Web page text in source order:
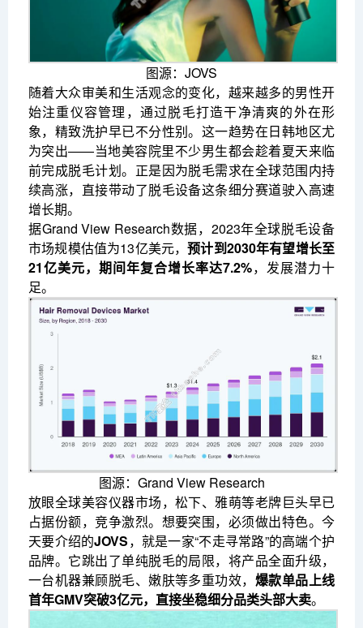
图源：JOVS
随着大众审美和生活观念的变化，越来越多的男性开
始注重仪容管理，通过脱毛打造干净清爽的外在形
象，精致洗护早已不分性别。这一趋势在日韩地区尤
为突出——当地美容院里不少男生都会趁着夏天来临
前完成脱毛计划。正是因为脱毛需求在全球范围内持
续高涨，直接带动了脱毛设备这条细分赛道驶入高速
增长期。
据Grand View Research数据，2023年全球脱毛设备
市场规模估值为13亿美元，预计到2030年有望增长至
21亿美元，期间年复合增长率达7.2%，发展潜力十
足。
图源：Grand View Research
放眼全球美容仪器市场，松下、雅萌等老牌巨头早已
占据份额，竞争激烈。想要突围，必须做出特色。今
天要介绍的JOVS，就是一家“不走寻常路”的高端个护
品牌。它跳出了单纯脱毛的局限，将产品全面升级，
一台机器兼顾脱毛、嫩肤等多重功效， 爆款单品上线
首年GMV突破3亿元，直接坐稳细分品类头部大卖。